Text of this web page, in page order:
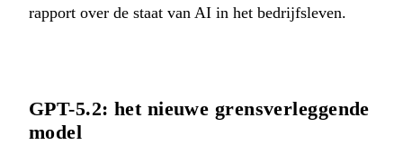
rapport over de staat van AI in het bedrijfsleven.
GPT-5.2: het nieuwe grensverleggende
model